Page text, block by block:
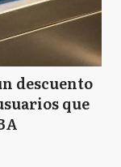
descuento
que